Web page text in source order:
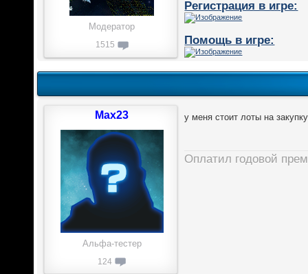
Регистрация в игре:
Помощь в игре:
Модератор
1515
у меня стоит лоты на
Оплатил годовой
Max23
Альфа-тестер
124